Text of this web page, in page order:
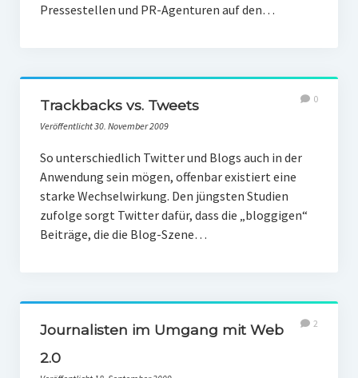
Pressestellen und PR-Agenturen auf den…
Trackbacks vs. Tweets
Veröffentlicht 30. November 2009
0
So unterschiedlich Twitter und Blogs auch in der
Anwendung sein mögen, offenbar existiert eine
starke Wechselwirkung. Den jüngsten Studien
zufolge sorgt Twitter dafür, dass die „bloggigen“
Beiträge, die die Blog-Szene…
Journalisten im Umgang mit Web
2.0
2